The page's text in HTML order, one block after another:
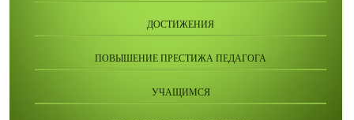
ДОСТИЖЕНИЯ
ПОВЫШЕНИЕ ПРЕСТИЖА ПЕДАГОГА
УЧАЩИМСЯ